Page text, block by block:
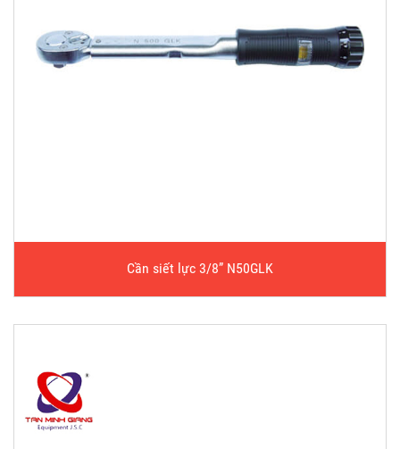
Cần siết lực 3/8” N50GLK